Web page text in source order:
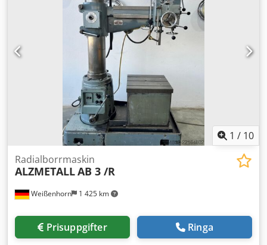
Analog varvtalsvisare -Borrchuck -Dokumentation Mått: L x
B x H 1,2 x 0,8 x 2 meter / Vikt ca 500 kg Med reservation
för fel och slarvfel.
1 / 10
Weißenhorn 1 425 km
Radialborrmaskin
ALZMETALLAB 3 /R
Prisuppgifter Ringa